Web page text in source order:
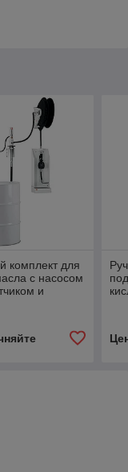
комплект для
с насосом
и